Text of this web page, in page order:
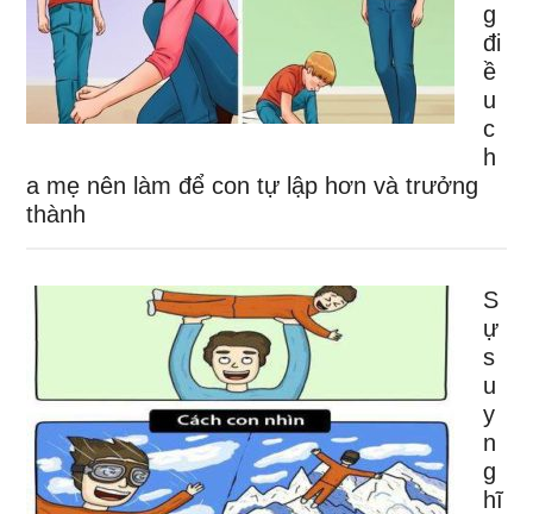
g
đi
ề
u
c
h
a mẹ nên làm để con tự lập hơn và trưởng
thành
S
ự
s
u
y
n
g
hĩ